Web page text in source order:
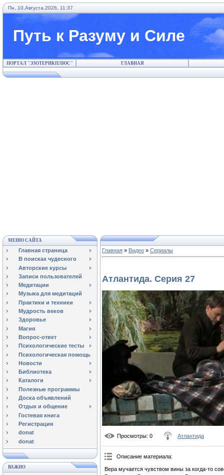
Пн, 10.Августа.2026, 11:37
Путь к Разуму и Силе
ПОРТАЛ "ЭЗОТЕРИКПЛЮС" ГЛАВНАЯ
МЕНЮ САЙТА
Главная страница
В поисках чудесного
Авторские курсы
Записи пользователей
Медитации
Музыка для медитаций
Практики и техники
Мудрость веков
Здоровье
Магия
Вопрос-ответ
Психологические тесты
Психологическая помощь
Новости
Библиотека
Каталоги
Полезные программы
Доска объявлений
Отдых и общение
Гостевая книга
Регистрация
donat
donat
ВАЖНО
Главная » Видео » Сериалы
Атлантида. Серия 27
Просмотры: 0 Атлантида
Описание материала:
Вера мучается чувством вины за когда-то